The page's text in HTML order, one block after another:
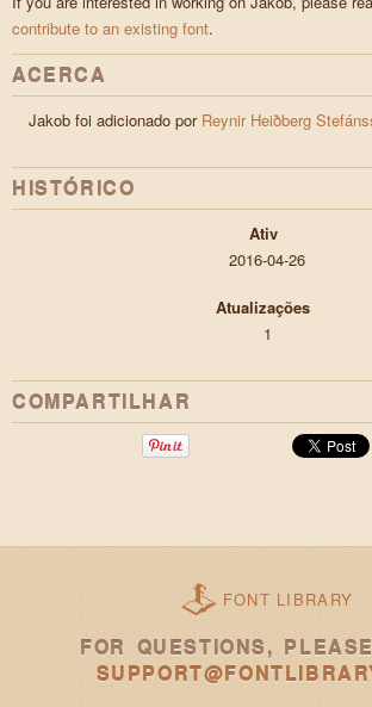
contribute to an existing font.
ACERCA
Jakob foi adicionado por Reynir Heiðberg
HISTÓRICO
Ativ
2016-04-26
Atualizações
1
COMPARTILHAR
FONT LIBRARY
FOR QUESTIONS,